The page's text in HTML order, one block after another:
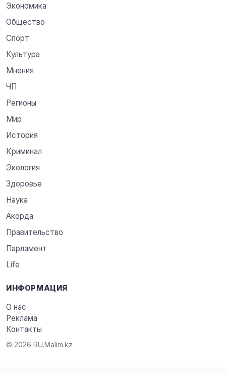
Экономика
Общество
Спорт
Культура
Мнения
ЧП
Регионы
Мир
История
Криминал
Экология
Здоровье
Наука
Акорда
Правительство
Парламент
Life
ИНФОРМАЦИЯ
О нас
Реклама
Контакты
© 2026 RU.Malim.kz